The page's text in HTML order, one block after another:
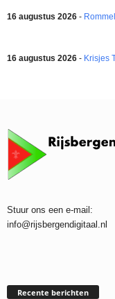
16 augustus 2026 -
16 augustus 2026 - Krisjes
Stuur ons een e-mail:
info@rijsbergendigitaal.nl
Recente berichten